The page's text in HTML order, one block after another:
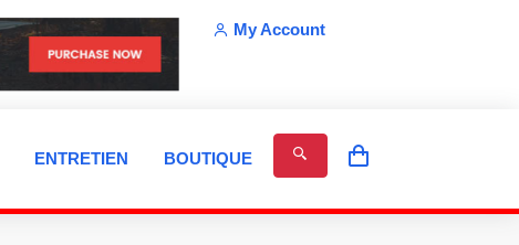
My Account
ENTRETIEN BOUTIQUE